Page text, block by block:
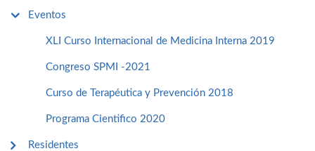
Eventos
XLI Curso Internacional de Medicina Interna 2019
Congreso SPMI -2021
Curso de Terapéutica y Prevención 2018
Programa Cientifico 2020
Residentes